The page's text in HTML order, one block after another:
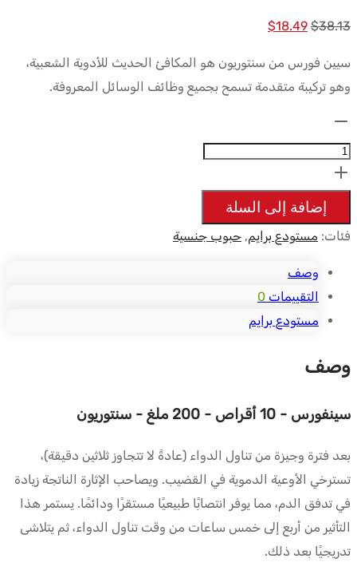
$38.13
السعر
كان:
$38.13.
$18.49 السعر
سيين فورس من سنتوريون هو المكافئ الحديث للأدوية الشعبية،
وهو تركيبة متقدمة تسمح بجميع وظائف الوسائل المعروفة.
Cenforce
10
tabs
200mg
Centurion
إضافة إلى السلة
فئات: مستودع برايم, حبوب جنسية
وصف
التقييمات 0
مستودع برايم
وصف
سينفورس - 10 أقراص - 200 ملغ - سنتوريون
بعد فترة وجيزة من تناول الدواء (عادةً لا تتجاوز ثلاثين دقيقة)،
تسترخي الأوعية الدموية في القضيب. ويصاحب الإثارة الناتجة زيادة
في تدفق الدم، مما يوفر انتصابًا طبيعيًا مستقرًا ودائمًا. يستمر هذا
التأثير من أربع إلى خمس ساعات من وقت تناول الدواء، ثم يتلاشى
تدريجيًا بعد ذلك.